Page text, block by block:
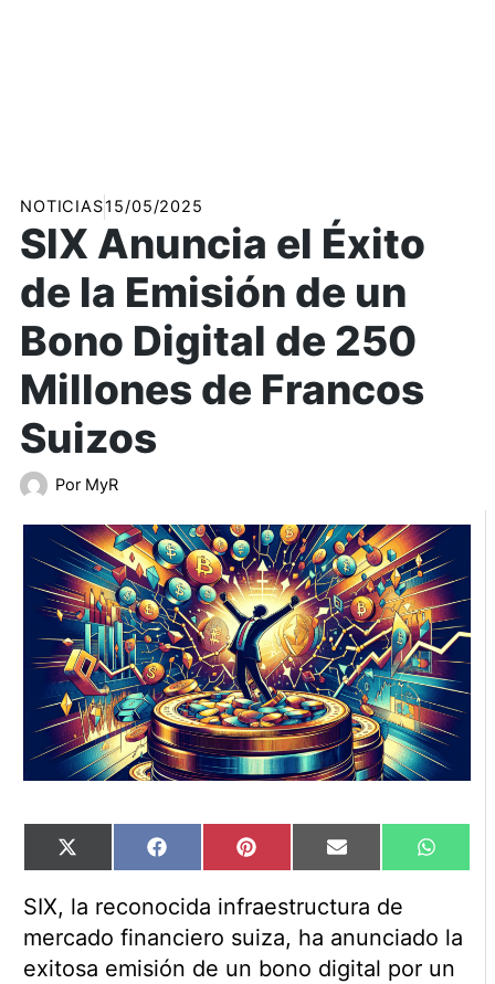
NOTICIAS15/05/2025
SIX Anuncia el Éxito
de la Emisión de un
Bono Digital de 250
Millones de Francos
Suizos
Por MyR
Compartir
en
X
(Twitter)
Compartir
en
Facebook Compartir
en
Pinterest Compartir
en
Email
en
SIX, la reconocida infraestructura de
mercado financiero suiza, ha anunciado la
exitosa emisión de un bono digital por un